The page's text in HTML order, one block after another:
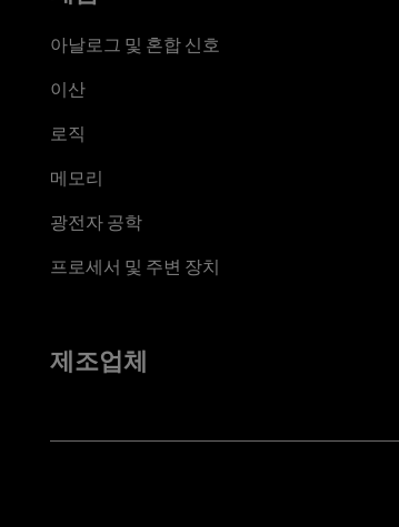
아날로그 및 혼합 신호
이산
로직
메모리
광전자 공학
프로세서 및 주변 장치
제조업체